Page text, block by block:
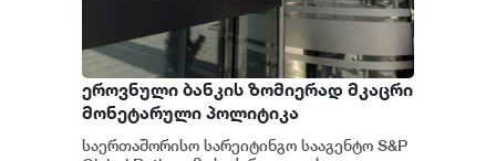
ეროვნული ბანკის ზომიერად მკაცრი
მონეტარული პოლიტიკა
ინფლაციური მოლოდინების
საერთაშორისო სარეიტინგო სააგენტო S&P